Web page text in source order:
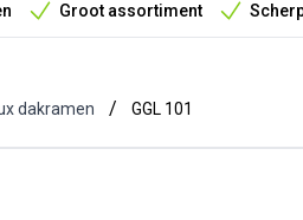
Groot assortiment
tijdens de vakantieperiode
dakramen / GGL 101